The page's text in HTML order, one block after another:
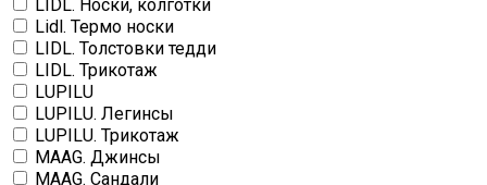
LIDL. Носки, колготки
Lidl. Термо носки
LIDL. Толстовки тедди
LIDL. Трикотаж
LUPILU
LUPILU. Легинсы
LUPILU. Трикотаж
MAAG. Джинсы
MAAG. Сандали